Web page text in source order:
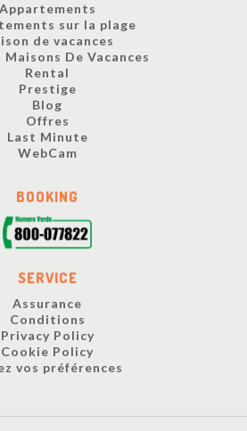
Appartements
sur la plage
de vacances
De Vacances
Rental
Prestige
Blog
Offres
Last Minute
WebCam
BOOKING
SERVICE
Assurance
Conditions
Privacy Policy
Cookie Policy
vos préférences